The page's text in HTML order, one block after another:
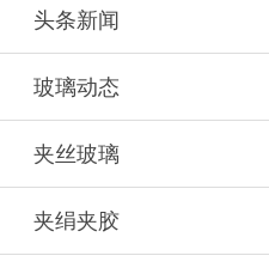
头条新闻
玻璃动态
夹丝玻璃
夹绢夹胶